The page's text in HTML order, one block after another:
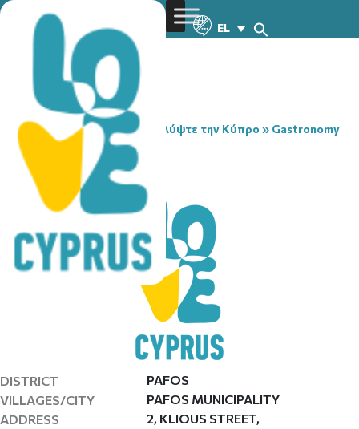
EL
You are here:Home» Ανακαλύψτε την Κύπρο » Gastronomy
» BILLYS
BILLYS
DISTRICT
PAFOS
VILLAGES/CITY
PAFOS MUNICIPALITY
ADDRESS
2, KLIOUS STREET,